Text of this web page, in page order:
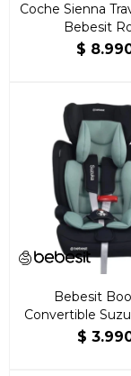
Coche Sienna
Bebesit
$
Bebesit
Convertible
kg
$